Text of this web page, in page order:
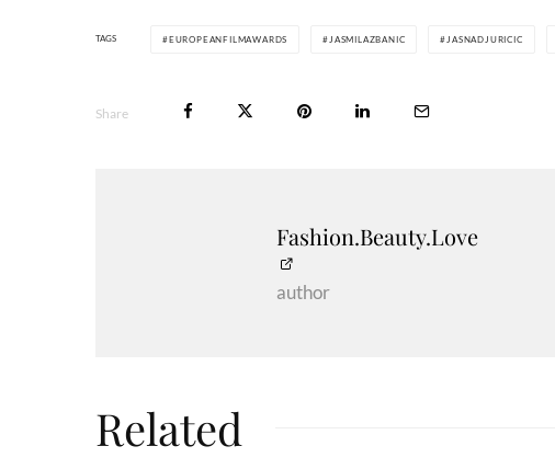
TAGS EUROPEANFILMAWARDS JASMILAZBANIC JASNADJURICIC
Share
Fashion.Beauty.Love
author
Related